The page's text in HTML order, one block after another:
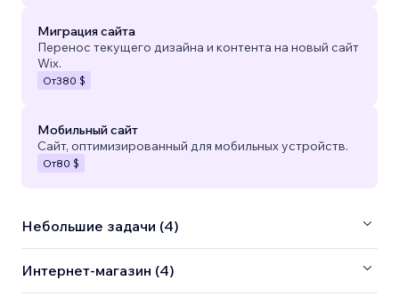
Миграция сайта
Перенос текущего дизайна и контента на новый сайт
Wix.
От380 $
Мобильный сайт
Сайт, оптимизированный для мобильных устройств.
От80 $
Небольшие задачи (4)
Интернет-магазин (4)